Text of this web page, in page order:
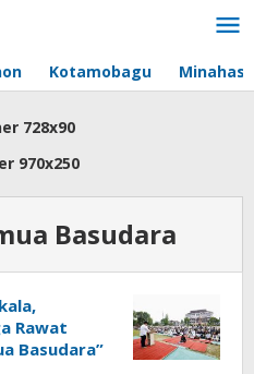
Kotamobagu Minahasa
Basudara
Rawat
Basudara”